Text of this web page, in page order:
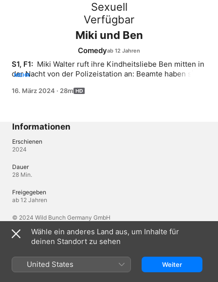
Sexuell
Verfügbar
Miki und Ben
Comedy
S1, F1: Miki Walter ruft ihre Kindheitsliebe Ben mitten in
der Nacht von der Polizeistation an: Beamte haben sie
Buckenbach die Polizei gerufen und sie wegen
alten Freundin und großen Liebe von damals passiert
ist.
MEHR
16. März 2024 · 28m
Informationen
Erschienen
2024
Dauer
28 Min.
Freigegeben
ab 12 Jahren
© 2024 Wild Bunch Germany GmbH
Sprachen
Original-Audio
Deutsch
Wähle ein anderes Land aus, um Inhalte für
deinen Standort zu sehen
United States Weiter